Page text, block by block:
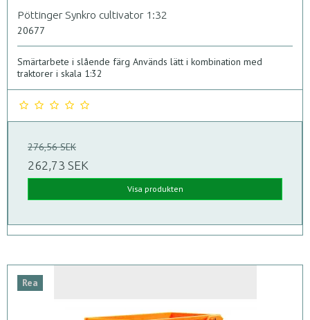
Pöttinger Synkro cultivator 1:32
20677
Smärtarbete i slående färg Används lätt i kombination med
traktorer i skala 1:32
276,56 SEK
262,73 SEK
Visa produkten
Rea